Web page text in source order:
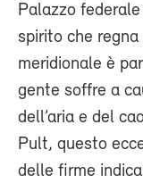
Palazzo
spirito che
meridionale è
gente soffre a
dell’aria e del
Pult, questo
delle firme